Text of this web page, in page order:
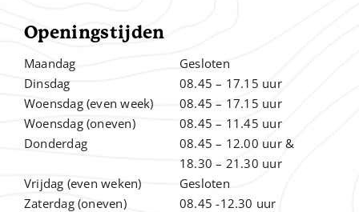
Openingstijden
Maandag
Dinsdag
Woensdag (even week)
Woensdag (oneven)
Donderdag
Vrijdag (even weken)
Zaterdag (oneven)
Gesloten
08.45 – 17.15 uur
08.45 – 17.15 uur
08.45 – 11.45 uur
08.45 – 12.00 uur &
18.30 – 21.30 uur
Gesloten
08.45 -12.30 uur